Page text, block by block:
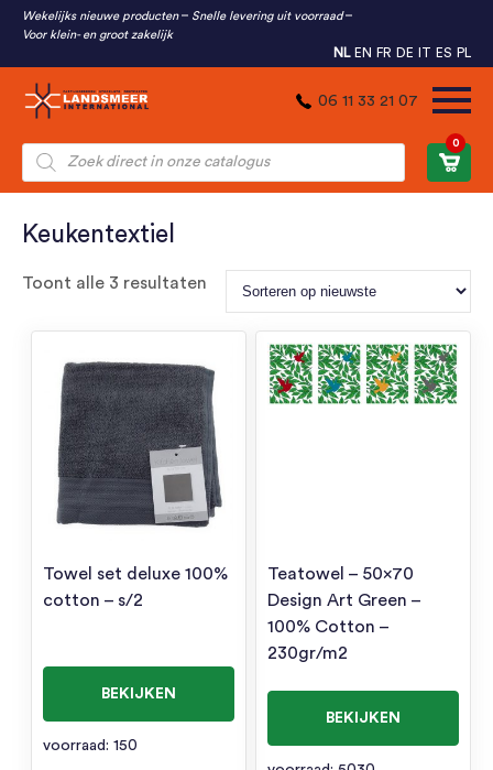
Wekelijks nieuwe producten
Snelle levering uit voorraad
Voor klein- en groot zakelijk
NL EN FR DE IT ES PL
06 11 33 21 07
Producten
zoeken
0
Keukentextiel
Toont alle 3 resultaten Gesorteerd
nieuwste
Towel set deluxe 100%
cotton – s/2
BEKIJKEN
voorraad: 150
Teatowel – 50×70
Design Art Green –
100% Cotton –
230gr/m2
BEKIJKEN